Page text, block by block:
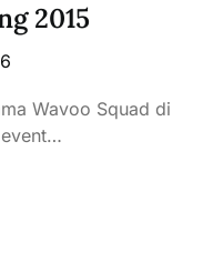
2015
Wavoo Squad di